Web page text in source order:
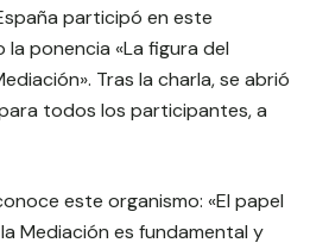
participó en este
ponencia «La figura del
Tras la charla, se abrió
todos los participantes, a
este organismo: «El papel
Mediación es fundamental y